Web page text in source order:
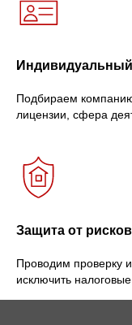
Подбираем
лицензии, сфера
Защита от
Проводим проверку
исключить